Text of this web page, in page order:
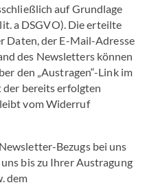
auf Grundlage
a DSGVO). Die erteilte
Daten, der E-Mail-Adresse
des Newsletters können
den „Austragen“-Link im
bereits erfolgten
vom Widerruf
Bezugs bei uns
bis zu Ihrer Austragung
dem